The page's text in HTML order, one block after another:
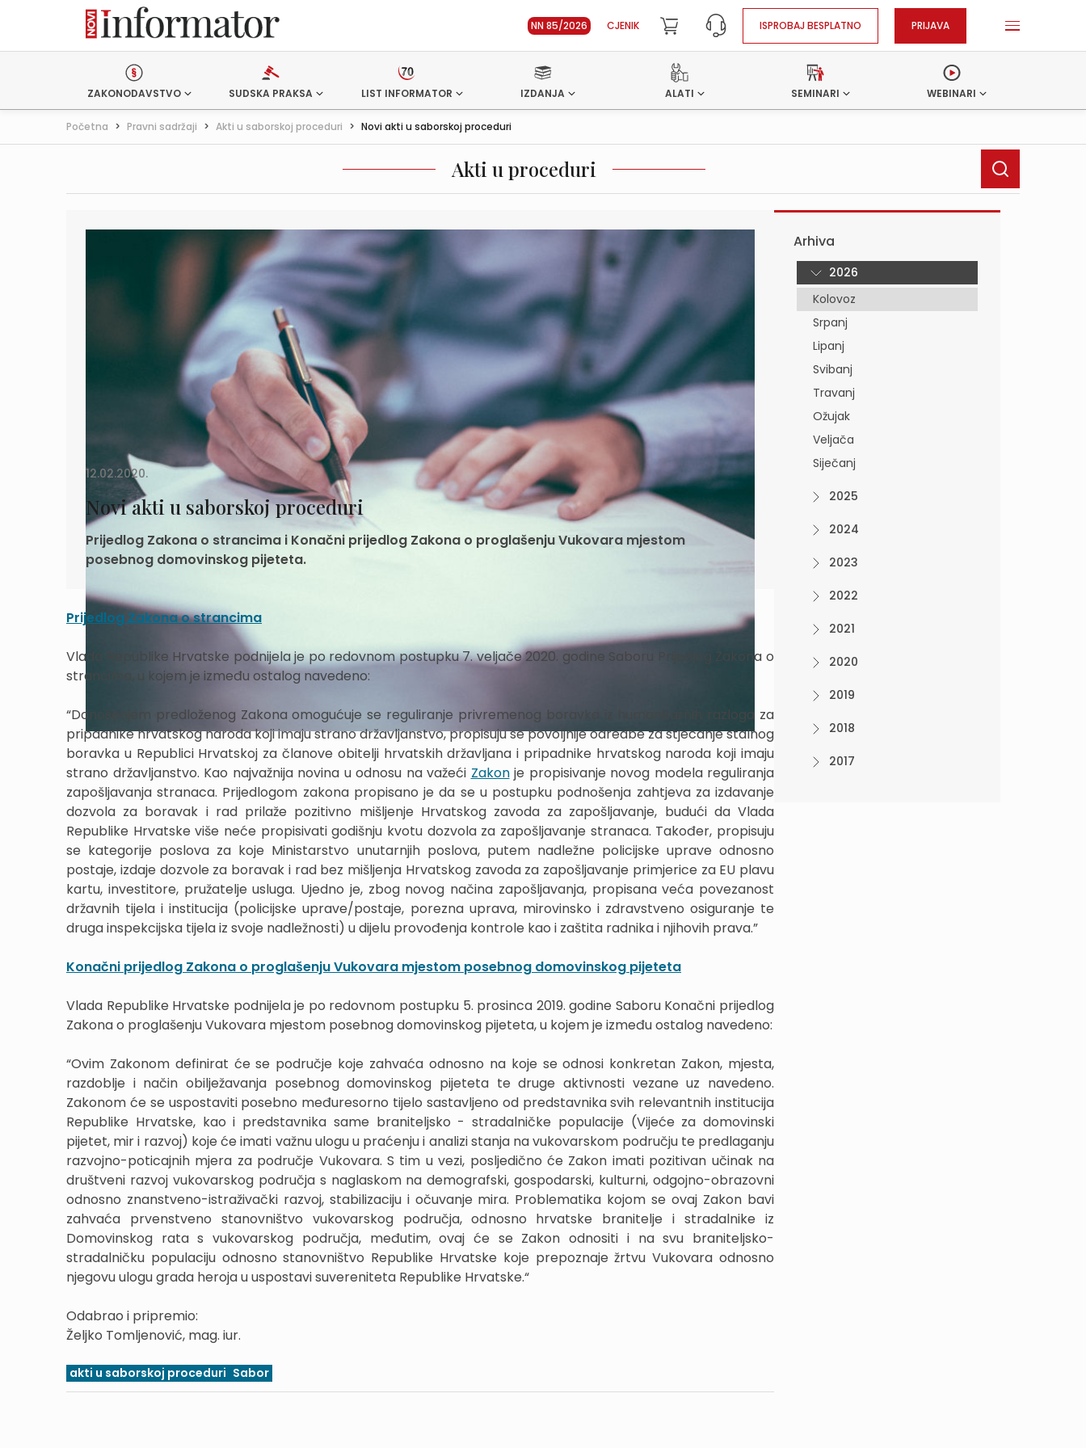
NN 85/2026 CJENIK ISPROBAJ BESPLATNO PRIJAVA
ZAKONODAVSTVO SUDSKA PRAKSA LIST INFORMATOR IZDANJA ALATI SEMINARI WEBINARI
Početna > Pravni sadržaji > Akti u saborskoj proceduri > Novi akti u saborskoj proceduri
Akti u proceduri
12.02.2020.
Novi akti u saborskoj proceduri
Prijedlog Zakona o strancima i Konačni prijedlog Zakona o proglašenju Vukovara mjestom
posebnog domovinskog pijeteta.
Prijedlog Zakona o strancima
Vlada Republike Hrvatske podnijela je po redovnom postupku 7. veljače 2020. godine Saboru Prijedlog Zakona o
strancima, u kojem je između ostalog navedeno:
“Donošenjem predloženog Zakona omogućuje se reguliranje privremenog boravka iz humanitarnih razloga za
pripadnike hrvatskog naroda koji imaju strano državljanstvo, propisuju se povoljnije odredbe za stjecanje stalnog
boravka u Republici Hrvatskoj za članove obitelji hrvatskih državljana i pripadnike hrvatskog naroda koji imaju
strano državljanstvo. Kao najvažnija novina u odnosu na važeći Zakonje propisivanje novog modela reguliranja
zapošljavanja stranaca. Prijedlogom zakona propisano je da se u postupku podnošenja zahtjeva za izdavanje
dozvola za boravak i rad prilaže pozitivno mišljenje Hrvatskog zavoda za zapošljavanje, budući da Vlada
Republike Hrvatske više neće propisivati godišnju kvotu dozvola za zapošljavanje stranaca. Također, propisuju
se kategorije poslova za koje Ministarstvo unutarnjih poslova, putem nadležne policijske uprave odnosno
postaje, izdaje dozvole za boravak i rad bez mišljenja Hrvatskog zavoda za zapošljavanje primjerice za EU plavu
kartu, investitore, pružatelje usluga. Ujedno je, zbog novog načina zapošljavanja, propisana veća povezanost
državnih tijela i institucija (policijske uprave/postaje, porezna uprava, mirovinsko i zdravstveno osiguranje te
druga inspekcijska tijela iz svoje nadležnosti) u dijelu provođenja kontrole kao i zaštita radnika i njihovih prava.”
Konačni prijedlog Zakona o proglašenju Vukovara mjestom posebnog domovinskog pijeteta
Vlada Republike Hrvatske podnijela je po redovnom postupku 5. prosinca 2019. godine Saboru Konačni prijedlog
Zakona o proglašenju Vukovara mjestom posebnog domovinskog pijeteta, u kojem je između ostalog navedeno:
“Ovim Zakonom definirat će se područje koje zahvaća odnosno na koje se odnosi konkretan Zakon, mjesta,
razdoblje i način obilježavanja posebnog domovinskog pijeteta te druge aktivnosti vezane uz navedeno.
Zakonom će se uspostaviti posebno međuresorno tijelo sastavljeno od predstavnika svih relevantnih institucija
Republike Hrvatske, kao i predstavnika same braniteljsko - stradalničke populacije (Vijeće za domovinski
pijetet, mir i razvoj) koje će imati važnu ulogu u praćenju i analizi stanja na vukovarskom području te predlaganju
razvojno-poticajnih mjera za područje Vukovara. S tim u vezi, posljedično će Zakon imati pozitivan učinak na
društveni razvoj vukovarskog područja s naglaskom na demografski, gospodarski, kulturni, odgojno-obrazovni
odnosno znanstveno-istraživački razvoj, stabilizaciju i očuvanje mira. Problematika kojom se ovaj Zakon bavi
zahvaća prvenstveno stanovništvo vukovarskog područja, odnosno hrvatske branitelje i stradalnike iz
Domovinskog rata s vukovarskog područja, međutim, ovaj će se Zakon odnositi i na svu braniteljsko-
stradalničku populaciju odnosno stanovništvo Republike Hrvatske koje prepoznaje žrtvu Vukovara odnosno
njegovu ulogu grada heroja u uspostavi suvereniteta Republike Hrvatske.“
Odabrao i pripremio:
Željko Tomljenović, mag. iur.
akti u saborskoj proceduri Sabor
Arhiva
2026
Kolovoz
Srpanj
Lipanj
Svibanj
Travanj
Ožujak
Veljača
Siječanj
2025
2024
2023
2022
2021
2020
2019
2018
2017